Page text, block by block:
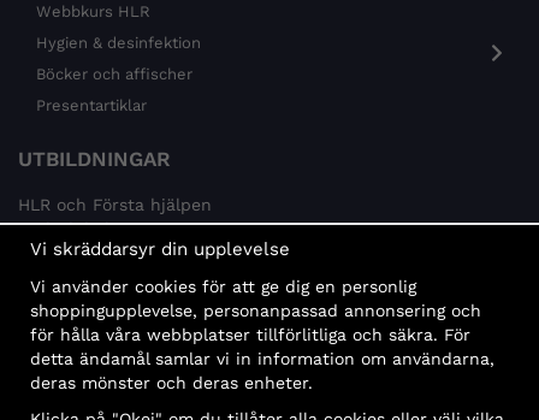
Webbkurs HLR
Hygien & desinfektion
Böcker och affischer
Presentartiklar
UTBILDNINGAR
HLR och Första hjälpen
Psykisk hälsa
Brandskydd
MÅLGRUPPER
Offentlig sektor och företag
Privatpersoner
Vi skräddarsyr din upplevelse
Vi använder cookies för att ge dig en personlig
shoppingupplevelse, personanpassad annonsering och
för hålla våra webbplatser tillförlitliga och säkra. För
detta ändamål samlar vi in information om användarna,
deras mönster och deras enheter.